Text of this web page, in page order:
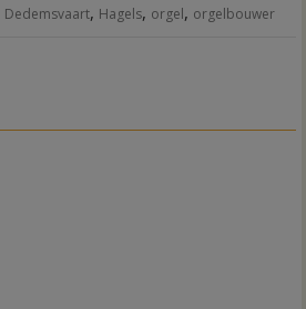
Dedemsvaart, Hagels, orgel, orgelbouwer